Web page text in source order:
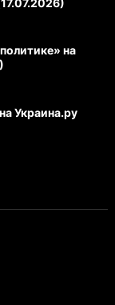
на
Украина.ру